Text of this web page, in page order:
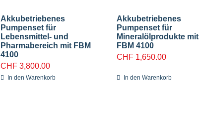
Akkubetriebenes
Pumpenset für
Lebensmittel- und
Pharmabereich mit FBM
4100
CHF3,800.00
In den Warenkorb
Akkubetriebenes
Pumpenset für
Mineralölprodukte mit
FBM 4100
CHF 1,650.00
In den Warenkorb